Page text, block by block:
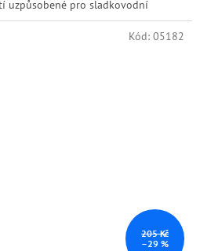
uzpůsobené pro sladkovodní
205 Kč
–29 %
Kód: 05182